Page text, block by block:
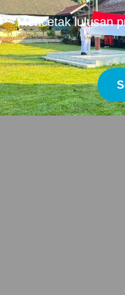
Profil
Konsentrasi
Berita
Mencetak lulusan